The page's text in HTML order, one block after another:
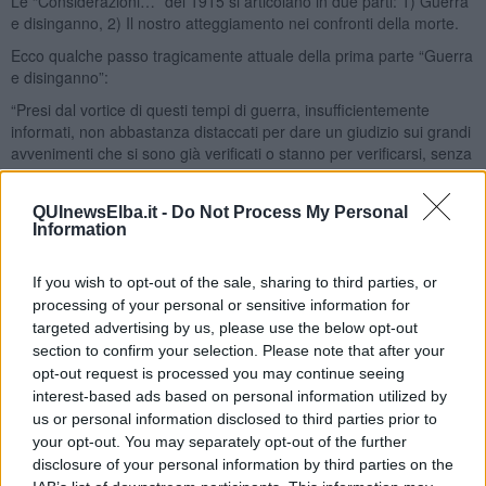
QUInewsElba.it - Do Not Process My Personal
Information
If you wish to opt-out of the sale, sharing to third parties, or
processing of your personal or sensitive information for
targeted advertising by us, please use the below opt-out
section to confirm your selection. Please note that after your
opt-out request is processed you may continue seeing
interest-based ads based on personal information utilized by
us or personal information disclosed to third parties prior to
your opt-out. You may separately opt-out of the further
disclosure of your personal information by third parties on the
e disinganno, 2) Il nostro atteggiamento nei confronti della morte.
Ecco qualche passo tragicamente attuale della prima parte “Guerra
e disinganno”:
“Presi dal vortice di questi tempi di guerra, insufficientemente
informati, non abbastanza distaccati per dare un giudizio sui grandi
avvenimenti che si sono già verificati o stanno per verificarsi, senza
possibilità di sfuggire all'avvenire che ci si prepara, noi non siamo in
grado di comprendere l’esatto significato delle impressioni che ci
assalgono, di renderci conto del valore dei giudizi che formuliamo.
Ci sembra che mai un avvenimento abbia distrutto un patrimonio
perturbamento nelle intelligenze più lucide, abbia così
profondamente svilito quanto vi era di più alto. Perfino la scienza ha
perduto la sua serena imparzialità; gli scienziati, esasperati, le
forniscono armi per poter contribuire, da parte loro, ad abbattere il
nemico. L’antropologo cerca di dimostrare che l'avversario
appartiene ad una razza inferiore e degenerata; lo psichiatra
scopre nello stesso perturbamenti psichici ed intellettuali. Ma
probabilmente noi subiamo con troppa intensità gli effetti di quanto
di male vi è nel nostro tempo, il che ci priva di ogni diritto di stabilire
un confronto con altre epoche che non abbiamo vissute e la cui